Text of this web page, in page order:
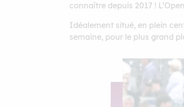
connaître depuis 2017 !
Idéalement situé, en plein
semaine, pour le plus grand